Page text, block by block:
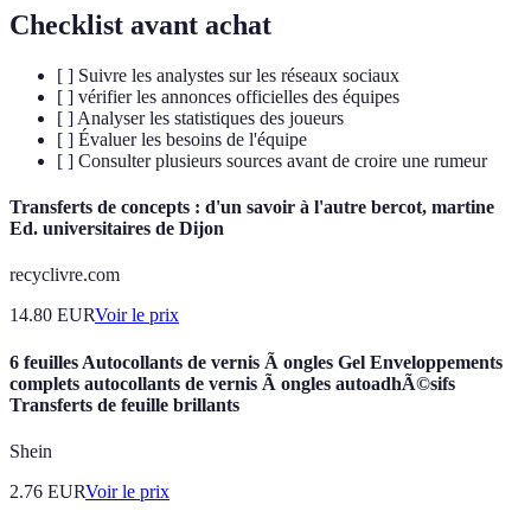
Checklist avant achat
[ ] Suivre les analystes sur les réseaux sociaux
[ ] vérifier les annonces officielles des équipes
[ ] Analyser les statistiques des joueurs
[ ] Évaluer les besoins de l'équipe
[ ] Consulter plusieurs sources avant de croire une rumeur
Transferts de concepts : d'un savoir à l'autre bercot, martine
Ed. universitaires de Dijon
recyclivre.com
14.80 EURVoir le prix
6 feuilles Autocollants de vernis Ã ongles Gel Enveloppements
complets autocollants de vernis Ã ongles autoadhÃ©sifs
Transferts de feuille brillants
Shein
2.76 EURVoir le prix